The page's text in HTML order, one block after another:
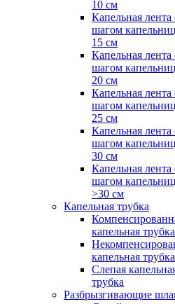
10 см
Капельная лента
шагом
15 см
Капельная лента
шагом
20 см
Капельная лента
шагом
25 см
Капельная лента
шагом
30 см
Капельная лента
шагом
>30 см
Капельная трубка
капельная трубка
капельная трубка
Слепая
трубка
Разбрызгивающие